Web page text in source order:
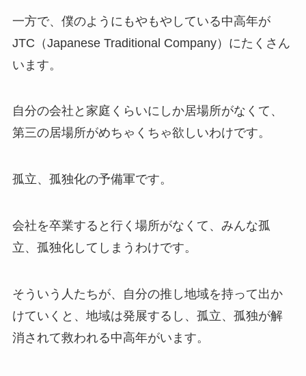
一方で、僕のようにもやもやしている中高年が
JTC（Japanese Traditional Company）にたくさん
います。
自分の会社と家庭くらいにしか居場所がなくて、
第三の居場所がめちゃくちゃ欲しいわけです。
孤立、孤独化の予備軍です。
会社を卒業すると行く場所がなくて、みんな孤
立、孤独化してしまうわけです。
そういう人たちが、自分の推し地域を持って出か
けていくと、地域は発展するし、孤立、孤独が解
消されて救われる中高年がいます。